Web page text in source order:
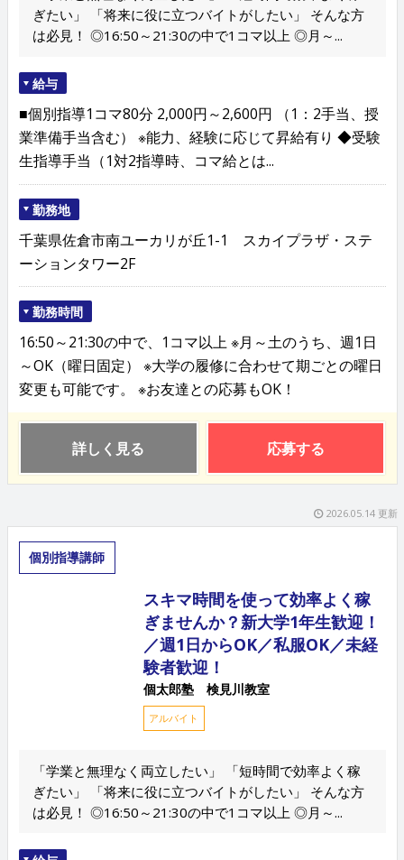
ぎたい」 「将来に役に立つバイトがしたい」 そんな方
は必見！ ◎16:50～21:30の中で1コマ以上 ◎月～...
給与
■個別指導1コマ80分 2,000円～2,600円 （1：2手当、授
業準備手当含む） ※能力、経験に応じて昇給有り ◆受験
生指導手当（1対2指導時、コマ給とは...
勤務地
千葉県佐倉市南ユーカリが丘1-1 スカイプラザ・ステ
ーションタワー2F
勤務時間
16:50～21:30の中で、1コマ以上 ※月～土のうち、週1日
～OK（曜日固定） ※大学の履修に合わせて期ごとの曜日
変更も可能です。 ※お友達との応募もOK！
詳しく見る 応募する
2026.05.14 更新
個別指導講師
スキマ時間を使って効率よく稼
ぎませんか？新大学1年生歓迎！
／週1日からOK／私服OK／未経
験者歓迎！
個太郎塾 検見川教室
アルバイト
「学業と無理なく両立したい」 「短時間で効率よく稼
ぎたい」 「将来に役に立つバイトがしたい」 そんな方
は必見！ ◎16:50～21:30の中で1コマ以上 ◎月～...